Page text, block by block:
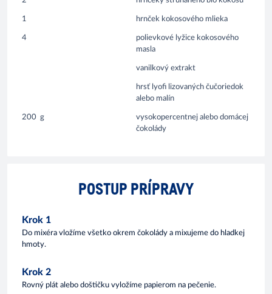
1 hrnček kokosového mlieka
4
polievkové lyžice kokosového
masla
vanilkový extrakt
hrsť lyofi lizovaných čučoriedok
alebo malín
200 g
vysokopercentnej alebo domácej
čokolády
POSTUP PRÍPRAVY
Krok 1
Do mixéra vložíme všetko okrem čokolády a mixujeme do hladkej
hmoty.
Krok 2
Rovný plát alebo doštičku vyložíme papierom na pečenie.